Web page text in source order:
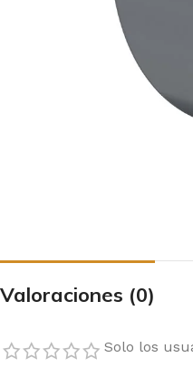
Valoraciones (0)
Solo los